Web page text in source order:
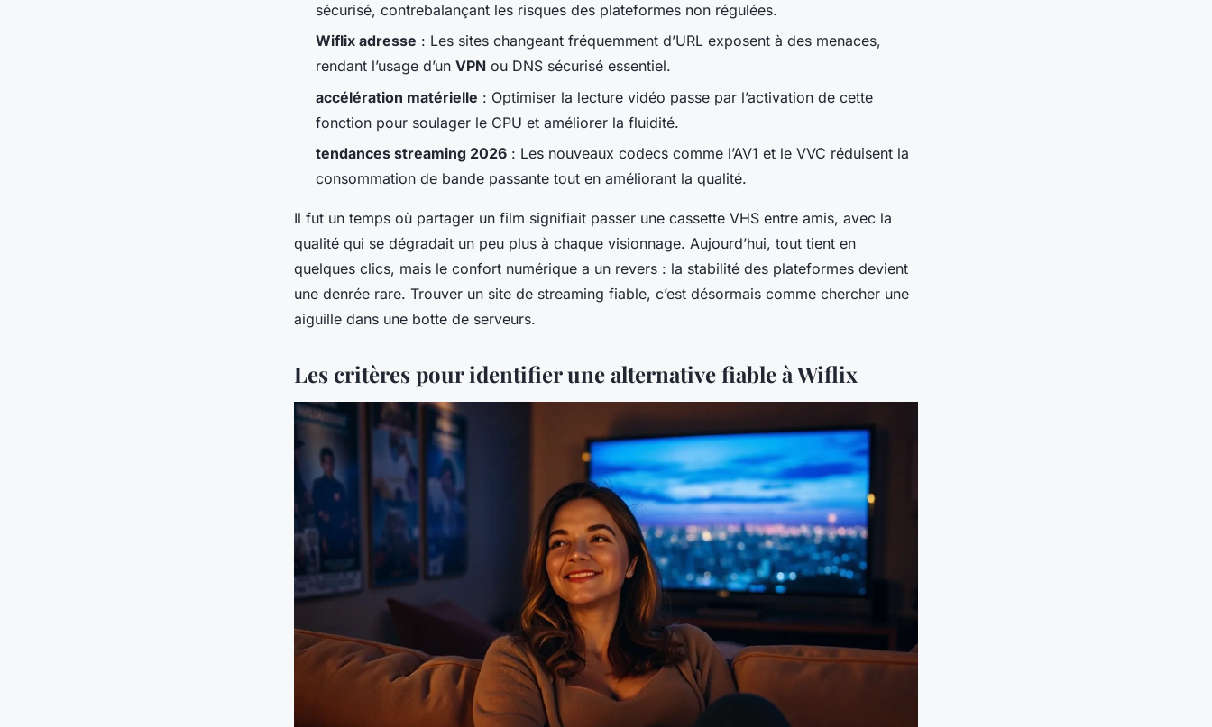
sécurisé, contrebalançant les risques des plateformes non régulées.
Wiflix adresse : Les sites changeant fréquemment d’URL exposent à des menaces,
rendant l’usage d’un VPN ou DNS sécurisé essentiel.
accélération matérielle : Optimiser la lecture vidéo passe par l’activation de cette
fonction pour soulager le CPU et améliorer la fluidité.
tendances streaming 2026 : Les nouveaux codecs comme l’AV1 et le VVC réduisent la
consommation de bande passante tout en améliorant la qualité.
Il fut un temps où partager un film signifiait passer une cassette VHS entre amis, avec la
qualité qui se dégradait un peu plus à chaque visionnage. Aujourd’hui, tout tient en
quelques clics, mais le confort numérique a un revers : la stabilité des plateformes devient
une denrée rare. Trouver un site de streaming fiable, c’est désormais comme chercher une
aiguille dans une botte de serveurs.
Les critères pour identifier une alternative fiable à Wiflix